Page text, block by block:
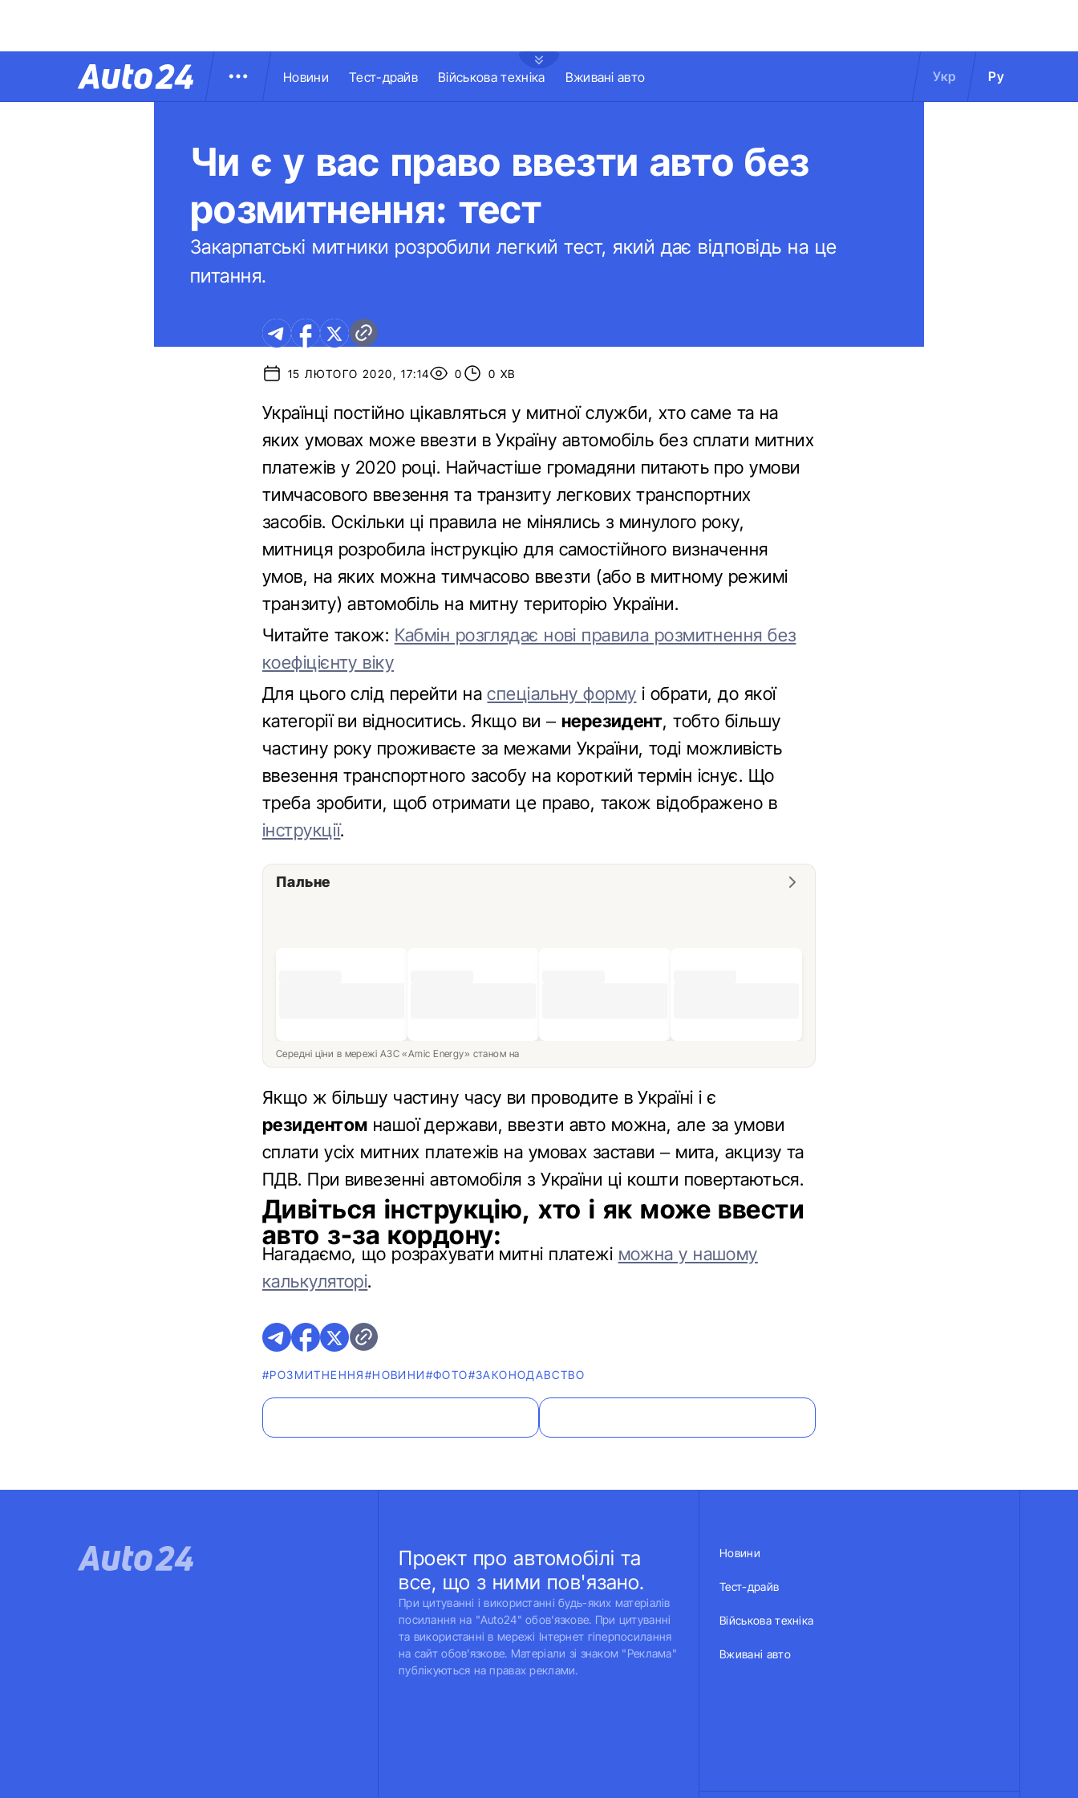
Новини Тест-драйв Військова техніка Вживані авто Укр Ру
Чи є у вас право ввезти авто без
розмитнення: тест
Закарпатські митники розробили легкий тест, який дає відповідь на це
питання.
15 ЛЮТОГО 2020, 17:14 0 0 ХВ
Українці постійно цікавляться у митної служби, хто саме та на
яких умовах може ввезти в Україну автомобіль без сплати митних
платежів у 2020 році. Найчастіше громадяни питають про умови
тимчасового ввезення та транзиту легкових транспортних
засобів. Оскільки ці правила не мінялись з минулого року,
митниця розробила інструкцію для самостійного визначення
умов, на яких можна тимчасово ввезти (або в митному режимі
транзиту) автомобіль на митну територію України.
Читайте також: Кабмін розглядає нові правила розмитнення без
коефіцієнту віку
Для цього слід перейти наспеціальну форму і обрати, до якої
категорії ви відноситись. Якщо ви – нерезидент, тобто більшу
частину року проживаєте за межами України, тоді можливість
ввезення транспортного засобу на короткий термін існує. Що
треба зробити, щоб отримати це право, також відображено в
інструкції.
Пальне
Середні ціни в мережі АЗС «Amic Energy» станом на
Якщо ж більшу частину часу ви проводите в Україні і є
резидентом нашої держави, ввезти авто можна, але за умови
сплати усіх митних платежів на умовах застави – мита, акцизу та
ПДВ. При вивезенні автомобіля з України ці кошти повертаються.
Дивіться інструкцію, хто і як може ввести
авто з-за кордону:
Нагадаємо, що розрахувати митні платежі можна у нашому
калькуляторі.
#РОЗМИТНЕННЯ#НОВИНИ#ФОТО#ЗАКОНОДАВСТВО
Проект про автомобілі та
все, що з ними пов'язано.
При цитуванні і використанні будь-яких матеріалів
посилання на "Auto24" обов'язкове. При цитуванні
та використанні в мережі Інтернет гіперпосилання
на сайт обов'язкове. Матеріали зі знаком "Реклама"
публікуються на правах реклами.
Новини
Тест-драйв
Військова техніка
Вживані авто